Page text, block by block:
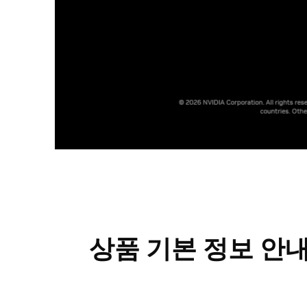
상품 기본 정보 안